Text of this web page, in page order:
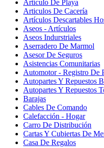
Artículo De Playa
Articulos De Cacería
Artículos Descartables
Aseos - Artículos
Aseos Indurstriales
Aserradero De Marmol
Asesor De Seguros
Asistencias Comunitarias
Automotor - Registro De
Autopartes Y Repuestos
Autopartes Y Repuestos
Barajas
Cables De Comando
Calefacción - Hogar
Carro De Distribución
Cartas Y Cubiertas De
Casa De Regalos